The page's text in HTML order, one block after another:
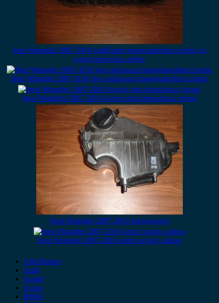
Jeep Wrangler 2007-2010 τραβέρσα προφυλακτήρα εμπρός με
μπροστινά κάτω πόδια
Jeep Wrangler 2007-2010 άνω κάλυμμα προφυλακτήρα εμπρός
Jeep Wrangler 2007-2010 δοχείο συμπληρώσεως νερού
Jeep Wrangler 2007-2010 φιλτροκουτί
Jeep Wrangler 2007-2010 καπό εμπρός μαύρο
Alfa Romeo
Audi
Austin
Acura
BMW